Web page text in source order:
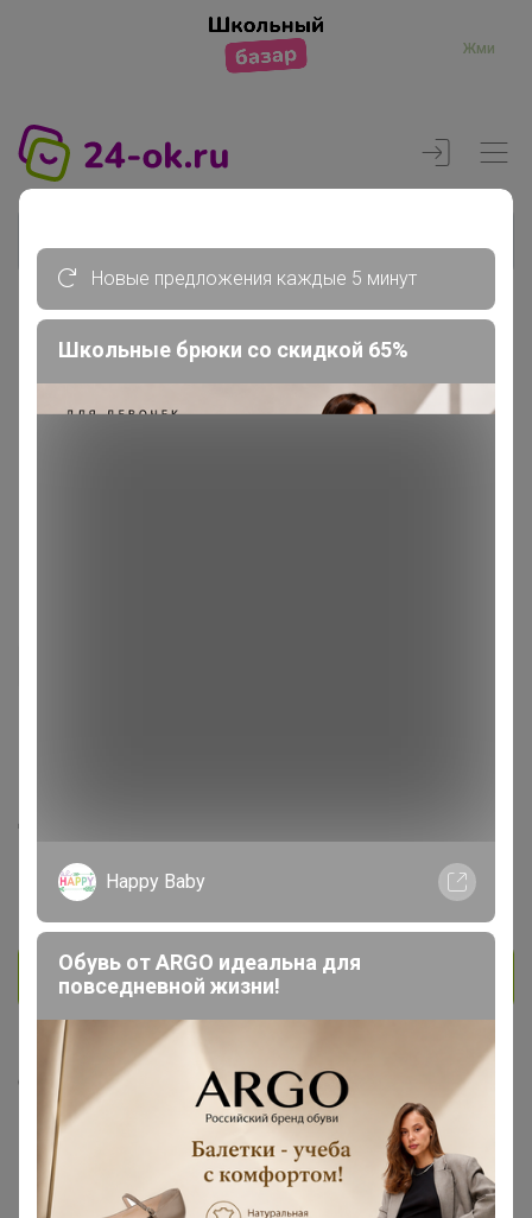
Жми
Главная
В клубе с 19 июня 2018 г.
Личное сообщение
Скопировать ссылку
Медали
Номинировать на медаль
Новые предложения каждые 5 минут
Школьные брюки со скидкой 65%
Happy Baby
Обувь от ARGO идеальна для
повседневной жизни!